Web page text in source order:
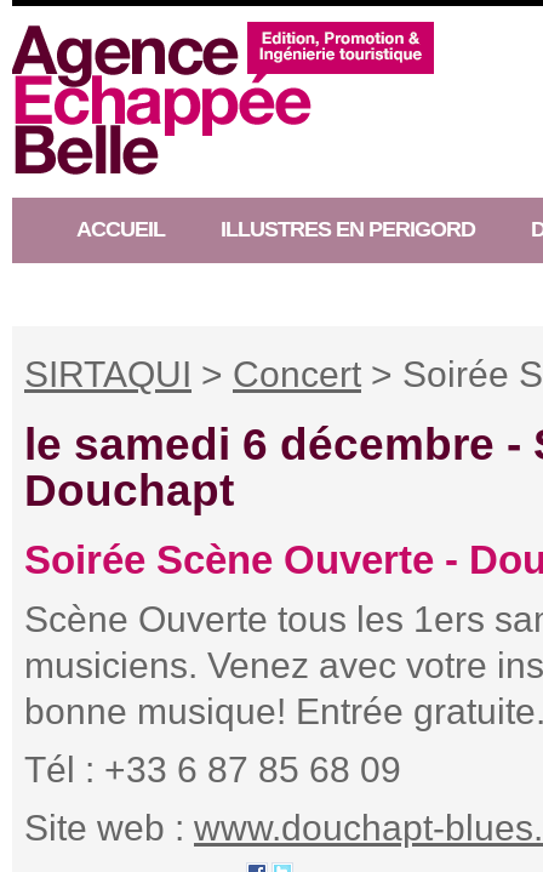
ACCUEIL ILLUSTRES EN PERIGORD
SIRTAQUI > Concert > Soirée
le samedi 6 décembre -
Douchapt
Soirée Scène Ouverte -
Scène Ouverte tous les 1ers
musiciens. Venez avec votre
bonne musique! Entrée
Tél : +33 6 87 85 68 09
Site web : www.douchapt-